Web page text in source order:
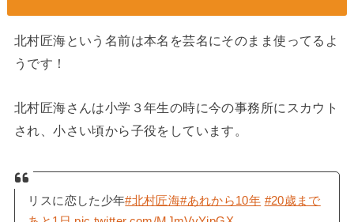
北村匠海という名前は本名を芸名にそのまま使ってるよ
うです！
北村匠海さんは小学３年生の時に今の事務所にスカウト
され、小さい頃から子役をしています。
リスに恋した少年#北村匠海#あれから10年 #20歳まで